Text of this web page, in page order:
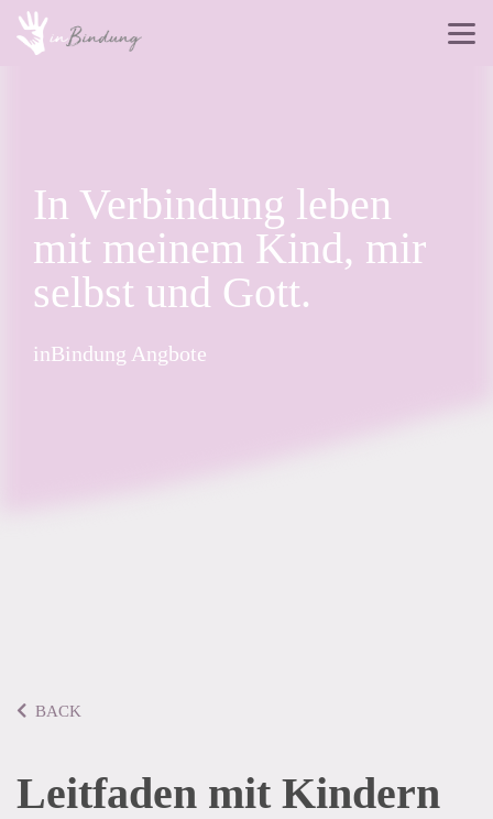
In Verbindung leben
mit meinem Kind, mir
selbst und Gott.
inBindung Angbote
BACK
Leitfaden mit Kindern